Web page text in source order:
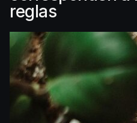
reglas